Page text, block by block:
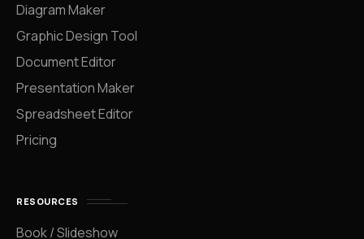
Diagram Maker
Graphic Design Tool
Document Editor
Presentation Maker
Spreadsheet Editor
Pricing
RESOURCES
Book / Slideshow